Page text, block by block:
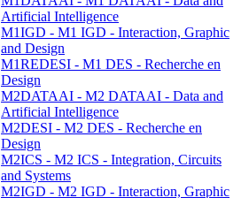
Artificial Intelligence
M1IGD - M1 IGD - Interaction, Graphic
and Design
M1REDESI - M1 DES - Recherche en
Design
M2DATAAI - M2 DATAAI - Data and
Artificial Intelligence
M2DESI - M2 DES - Recherche en
Design
M2ICS - M2 ICS - Integration, Circuits
and Systems
M2IGD - M2 IGD - Interaction, Graphic